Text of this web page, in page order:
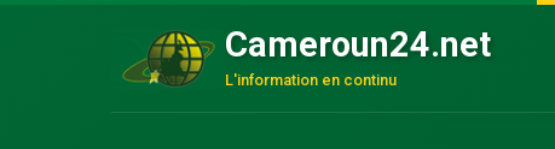
Cameroun24.net
L'information en continu